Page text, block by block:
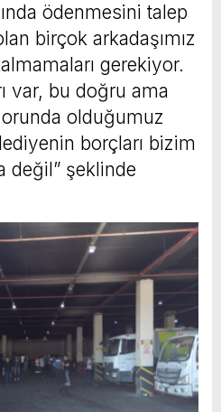
ödenmesini talep
birçok arkadaşımız
gerekiyor.
var, bu doğru ama
olduğumuz
borçları bizim
değil” şeklinde